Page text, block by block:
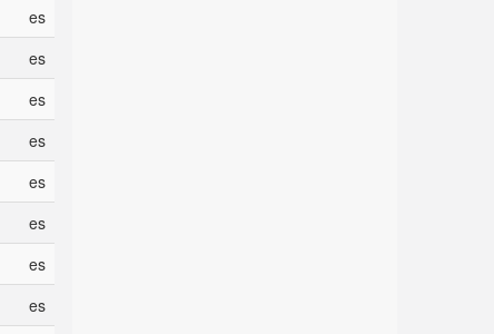
es
es
es
es
es
es
es
es